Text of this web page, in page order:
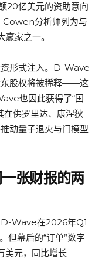
20亿美元的资助意向
Cowen分析师列为与
家之一。
形式注入。D-Wave
东股权将被稀释——这
也因此获得了“国
在佛罗里达、康涅狄
动量子退火与门模型
张财报的两
D-Wave在2026年Q1
但幕后的“订单”数字
美元，同比增长